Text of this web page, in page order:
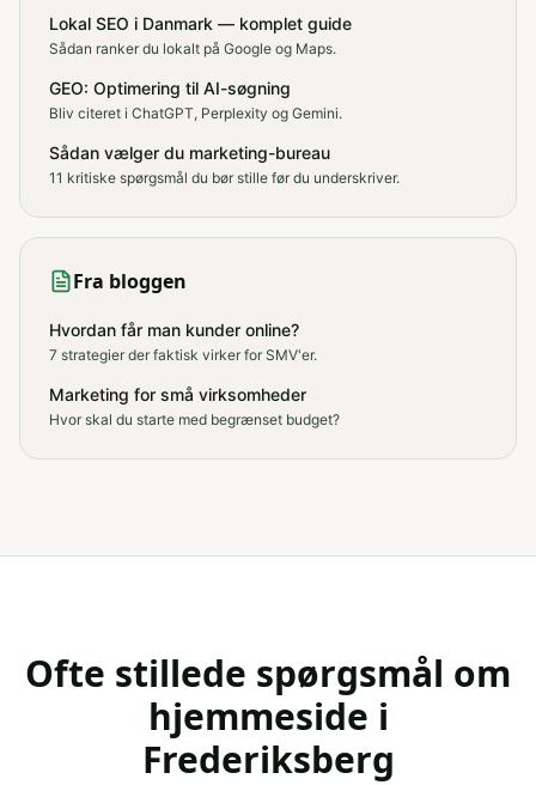
Lokal SEO i Danmark — komplet guide
Sådan ranker du lokalt på Google og Maps.
GEO: Optimering til AI-søgning
Bliv citeret i ChatGPT, Perplexity og Gemini.
Sådan vælger du marketing-bureau
11 kritiske spørgsmål du bør stille før du underskriver.
Fra bloggen
Hvordan får man kunder online?
7 strategier der faktisk virker for SMV'er.
Marketing for små virksomheder
Hvor skal du starte med begrænset budget?
Ofte stillede spørgsmål om
hjemmeside i
Frederiksberg